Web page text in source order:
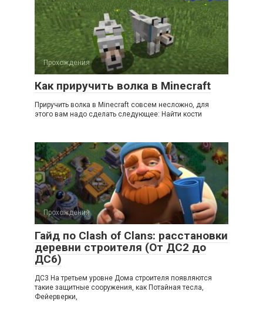
Прохождения
Как приручить волка в Minecraft
Приручить волка в Minecraft совсем несложно, для
этого вам надо сделать следующее: Найти кости
Прохождения
Гайд по Clash of Clans: расстановки
деревни строителя (От ДС2 до
ДС6)
ДС3 На третьем уровне Дома строителя появляются
такие защитные сооружения, как Потайная тесла,
Фейерверки,